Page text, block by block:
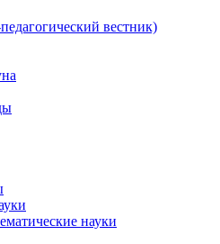
вестник)
науки